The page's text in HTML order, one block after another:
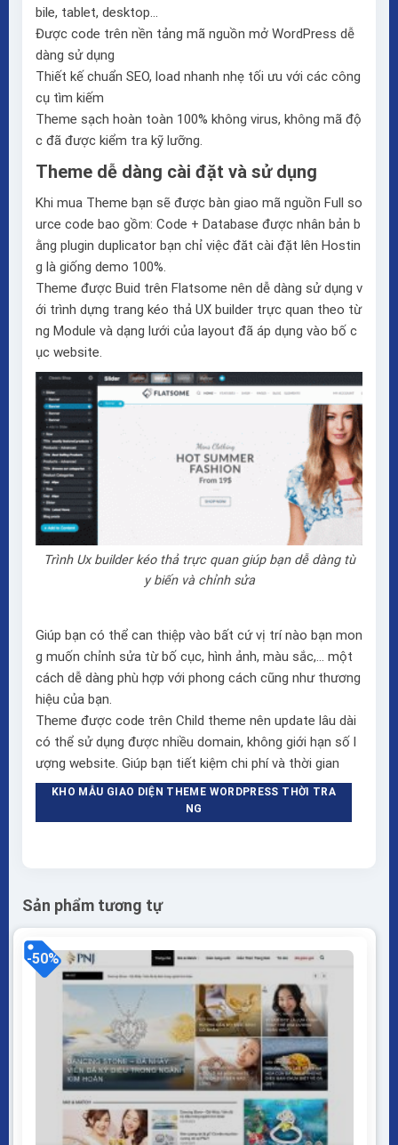
bile, tablet, desktop…
Được code trên nền tảng mã nguồn mở WordPress dễ
dàng sử dụng
Thiết kế chuẩn SEO, load nhanh nhẹ tối ưu với các công
cụ tìm kiếm
Theme sạch hoàn toàn 100% không virus, không mã độ
c đã được kiểm tra kỹ lưỡng.
Theme dễ dàng cài đặt và sử dụng
Khi mua Theme bạn sẽ được bàn giao mã nguồn Full so
urce code bao gồm: Code + Database được nhân bản b
ằng plugin duplicator bạn chỉ việc đăt cài đặt lên Hostin
g là giống demo 100%.
Theme được Buid trên Flatsome nên dễ dàng sử dụng v
ới trình dựng trang kéo thả UX builder trực quan theo từ
ng Module và dạng lưới của layout đã áp dụng vào bố c
ục website.
Trình Ux builder kéo thả trực quan giúp bạn dễ dàng tù
y biến và chỉnh sửa
Giúp bạn có thể can thiệp vào bất cứ vị trí nào bạn mon
g muốn chỉnh sửa từ bố cục, hình ảnh, màu sắc,… một
cách dễ dàng phù hợp với phong cách cũng như thương
hiệu của bạn.
Theme được code trên Child theme nên update lâu dài
có thể sử dụng được nhiều domain, không giới hạn số l
ượng website. Giúp bạn tiết kiệm chi phí và thời gian
KHO MẪU GIAO DIỆN THEME WORDPRESS THỜI TRA
NG
Sản phẩm tương tự
-50%